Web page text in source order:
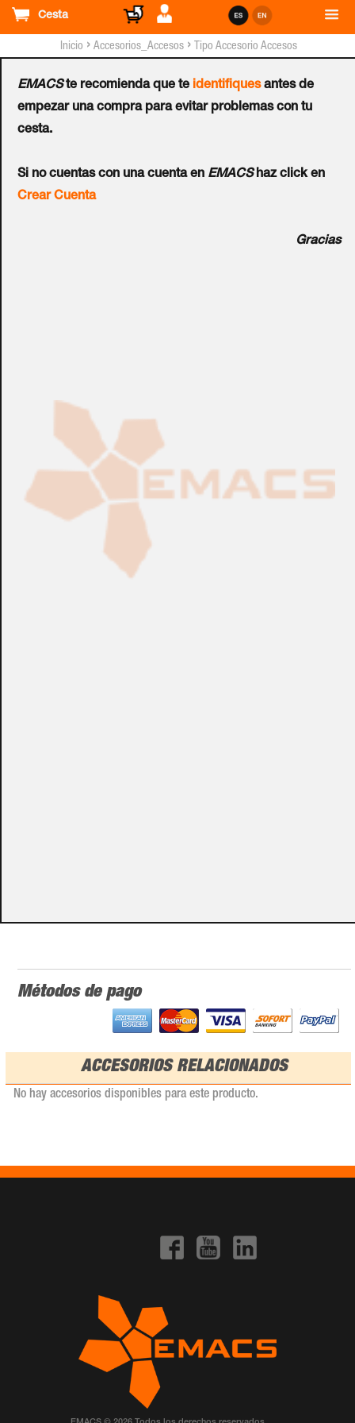
Cesta
EMACSte recomienda que te identifiquesantes de
empezar una compra para evitar problemas con tu
cesta.
Si no cuentas con una cuenta en EMACShaz click en
Crear Cuenta
Gracias
Inicio › Accesorios_Accesos › Tipo Accesorio Accesos
Accesorio
Ref.: EX00-B-S
Opción de grosor de puerta: S. Sobrecoste para escudo
ASSA ABLOY® APERIO™ E100 con ancho de puerta
Métodos de pago
ACCESORIOS RELACIONADOS
No hay accesorios disponibles para este producto.